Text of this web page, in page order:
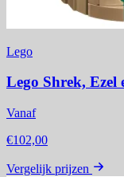
Lego
Lego Shrek, Ezel
Vanaf
€102,00
Vergelijk prijzen